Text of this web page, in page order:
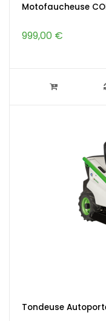
Motofaucheuse
999,00 €
Tondeuse